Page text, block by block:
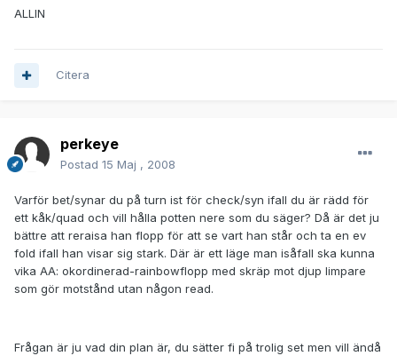
ALLIN
Citera
perkeye
Postad 15 Maj , 2008
Varför bet/synar du på turn ist för check/syn ifall du är rädd för
ett kåk/quad och vill hålla potten nere som du säger? Då är det ju
bättre att reraisa han flopp för att se vart han står och ta en ev
fold ifall han visar sig stark. Där är ett läge man isåfall ska kunna
vika AA: okordinerad-rainbowflopp med skräp mot djup limpare
som gör motstånd utan någon read.
Frågan är ju vad din plan är, du sätter fi på trolig set men vill ändå